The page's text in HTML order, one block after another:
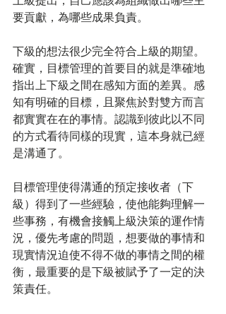
要貢獻，為哪些成果負責。
下級的想法很少完全符合上級的期望。
確實，目標管理的首要目的就是準確地
指出上下級之間在感知方面的差異。感
知有明確的目標，且聚焦於對雙方而言
都實實在在的事情。認識到彼此以不同
的方式看待同樣的現實，這本身就已經
是溝通了。
目標管理使得溝通的預定接收者（下
級）得到了一些經驗，使他能夠理解一
些事務，有機會接觸上級決策的運作情
況，優先考慮的問題，想要做的事情和
現實情況迫使不得不做的事情之間的權
衡，最重要的是下級被賦予了一定的決
策責任。